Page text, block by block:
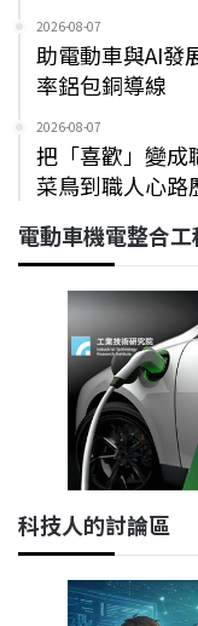
2026-08-07
助電動車與AI發
率鋁包銅導線
2026-08-07
把「喜歡」變成
菜鳥到職人心路
電動車機電整合工
科技人的討論區